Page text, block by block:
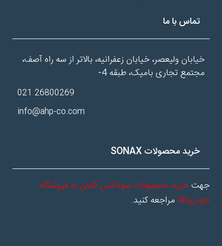
تماس با ما
خیابان ولیعصر، خیابان زعفرانیه، بالاتر از سه راه آصف،
مجتمع تجاری بامیک، طبقه 4-
26800269 021
info@ahp-co.com
خرید محصولات SONAX
جهتخرید محصولات سوناکس آلمان به فروشگاه
خودروکالا مراجعه کنید.